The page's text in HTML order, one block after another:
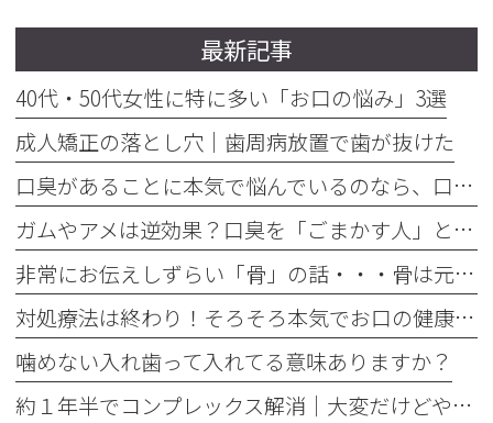
最新記事
40代・50代女性に特に多い「お口の悩み」3選
成人矯正の落とし穴｜歯周病放置で歯が抜けた
口臭があることに本気で悩んでいるのなら、口臭を本気で治そう
ガムやアメは逆効果？口臭を「ごまかす人」と「治す人」の決定的な違い
非常にお伝えしずらい「骨」の話・・・骨は元には戻せない？
対処療法は終わり！そろそろ本気でお口の健康とは何かを考えませんか
噛めない入れ歯って入れてる意味ありますか？
約１年半でコンプレックス解消｜大変だけどやって良かった歯の矯正治療